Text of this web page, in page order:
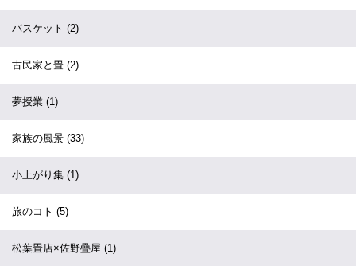
バスケット (2)
古民家と畳 (2)
夢授業 (1)
家族の風景 (33)
小上がり集 (1)
旅のコト (5)
松葉畳店×佐野疊屋 (1)